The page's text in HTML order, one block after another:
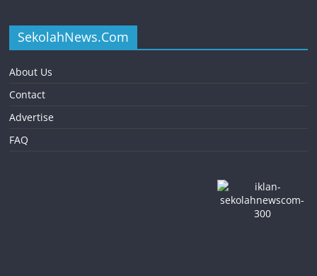
SekolahNews.Com
About Us
Contact
Advertise
FAQ